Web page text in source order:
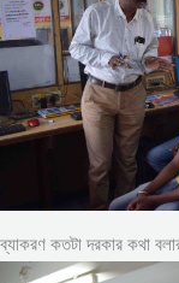
ব্যাকরণ কতটা দরকার কথা